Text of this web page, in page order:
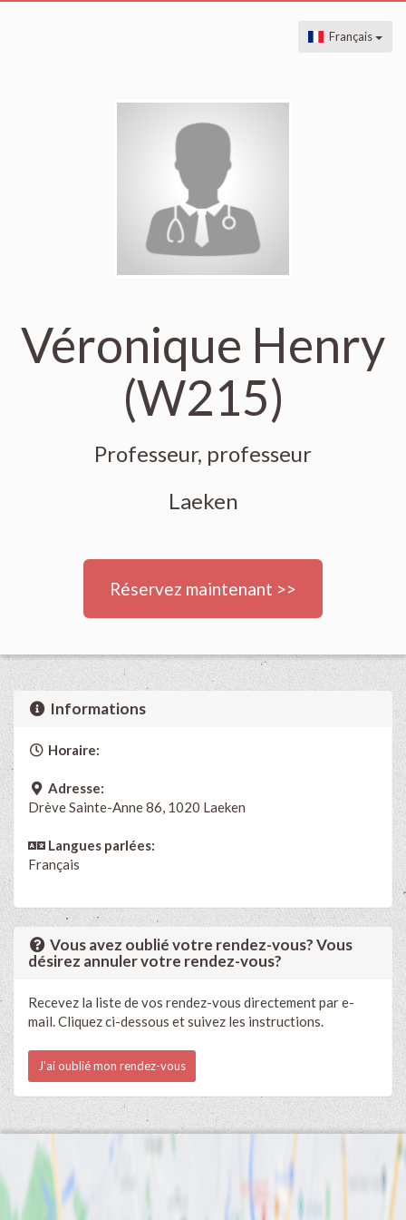
Français
Véronique Henry
(W215)
Professeur, professeur
Laeken
Réservez maintenant >>
Informations
Horaire:
Adresse:
Drève Sainte-Anne 86, 1020 Laeken
Langues parlées:
Français
Vous avez oublié votre rendez-vous? Vous
désirez annuler votre rendez-vous?
Recevez la liste de vos rendez-vous directement par e-
mail. Cliquez ci-dessous et suivez les instructions.
J'ai oublié mon rendez-vous